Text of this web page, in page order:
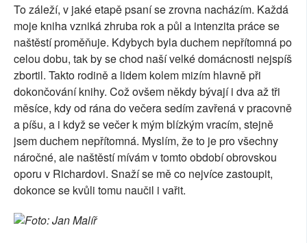
To záleží, v jaké etapě psaní se zrovna nacházím. Každá
moje kniha vzniká zhruba rok a půl a intenzita práce se
naštěstí proměňuje. Kdybych byla duchem nepřítomná po
celou dobu, tak by se chod naší velké domácnosti nejspíš
zbortil. Takto rodině a lidem kolem mizím hlavně při
dokončování knihy. Což ovšem někdy bývají i dva až tři
měsíce, kdy od rána do večera sedím zavřená v pracovně
a píšu, a i když se večer k mým blízkým vracím, stejně
jsem duchem nepřítomná. Myslím, že to je pro všechny
náročné, ale naštěstí mívám v tomto období obrovskou
oporu v Richardovi. Snaží se mě co nejvíce zastoupit,
dokonce se kvůli tomu naučil i vařit.
Foto: Jan Malíř